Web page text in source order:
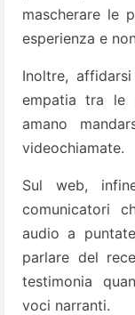
mascherare le
esperienza e
Inoltre,
empatia tra le
amano
videochiamate.
Sul web,
comunicatori
audio a
parlare del
testimonia
voci narranti.